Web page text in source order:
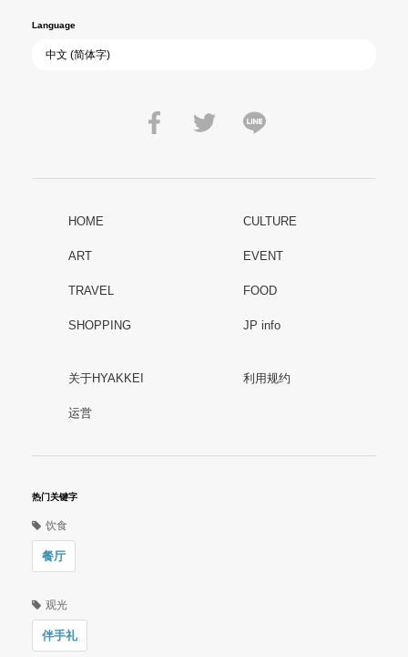
Language
HOME CULTURE
ART EVENT
TRAVEL FOOD
SHOPPING JP info
关于HYAKKEI 利用规约
运営
热门关键字
饮食
餐厅
观光
伴手礼